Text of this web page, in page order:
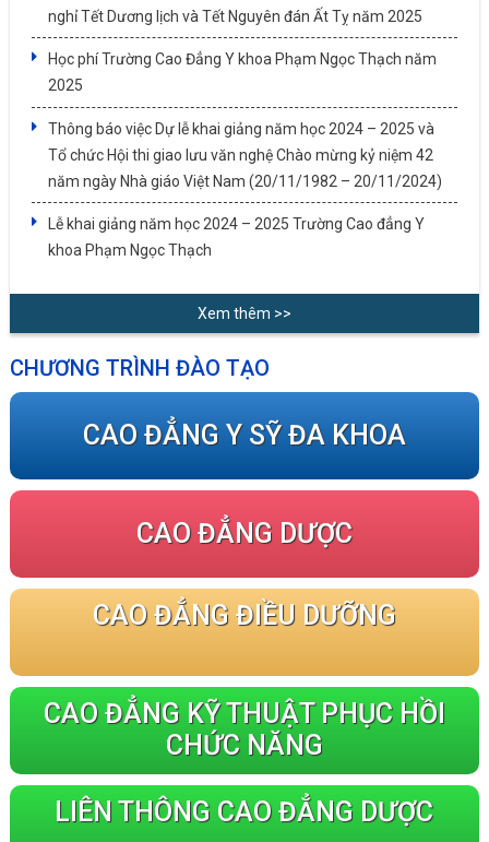
nghỉ Tết Dương lịch và Tết Nguyên đán Ất Tỵ năm 2025
Học phí Trường Cao Đẳng Y khoa Phạm Ngọc Thạch năm
2025
Thông báo việc Dự lễ khai giảng năm học 2024 – 2025 và
Tổ chức Hội thi giao lưu văn nghệ Chào mừng kỷ niệm 42
năm ngày Nhà giáo Việt Nam (20/11/1982 – 20/11/2024)
Lễ khai giảng năm học 2024 – 2025 Trường Cao đẳng Y
khoa Phạm Ngọc Thạch
Xem thêm >>
CHƯƠNG TRÌNH ĐÀO TẠO
CAO ĐẲNG Y SỸ ĐA KHOA
CAO ĐẲNG DƯỢC
CAO ĐẲNG ĐIỀU DƯỠNG
CAO ĐẲNG KỸ THUẬT PHỤC HỒI
CHỨC NĂNG
LIÊN THÔNG CAO ĐẲNG DƯỢC